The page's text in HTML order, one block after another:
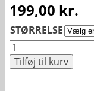
199,00 kr.
STØRRELSE
Active
Tights
-
Tilføj til kurv